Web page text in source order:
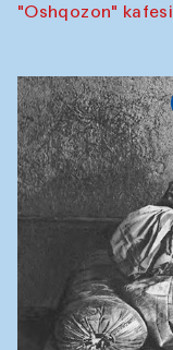
"Oshqozon" kafesi